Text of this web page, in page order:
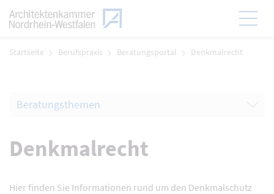
Zum Menü
Startseite Berufspraxis Beratungsportal Denkmalrecht
Denkmalrecht
Hier finden Sie Informationen rund um den Denkmalschutz